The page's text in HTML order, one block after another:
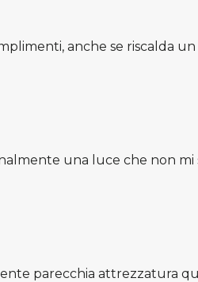
anche se riscalda
una luce che non mi
parecchia attrezzatura